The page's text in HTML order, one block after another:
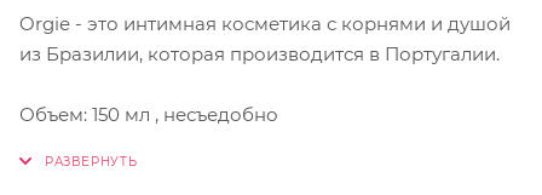
Orgie - это интимная косметика с корнями и душой
из Бразилии, которая производится в Португалии.
Объем: 150 мл , несъедобно